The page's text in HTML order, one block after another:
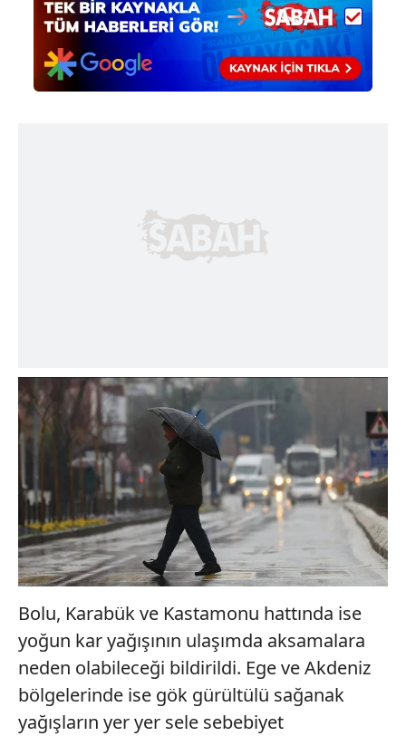
Bolu, Karabük ve Kastamonu hattında ise
yoğun kar yağışının ulaşımda aksamalara
neden olabileceği bildirildi. Ege ve Akdeniz
bölgelerinde ise gök gürültülü sağanak
yağışların yer yer sele sebebiyet